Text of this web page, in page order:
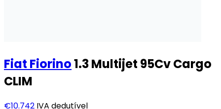
Fiat Fiorino1.3 Multijet 95Cv Cargo
CLIM
€10.742 IVA dedutível